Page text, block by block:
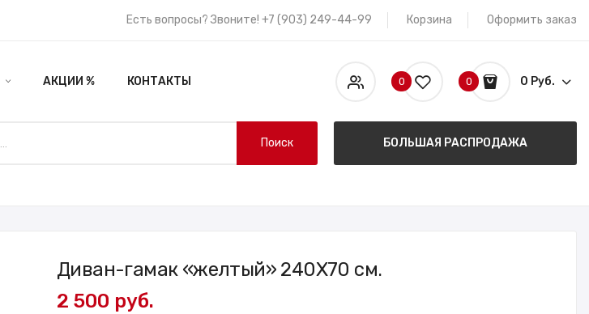
Есть вопросы? Звоните! +7 (903) 249-44-99 Корзина Оформить заказ
АКЦИИ % КОНТАКТЫ 0 0 0 Руб.
Поиск БОЛЬШАЯ РАСПРОДАЖА
Диван-гамак «желтый» 240X70 см.
2 500 руб.